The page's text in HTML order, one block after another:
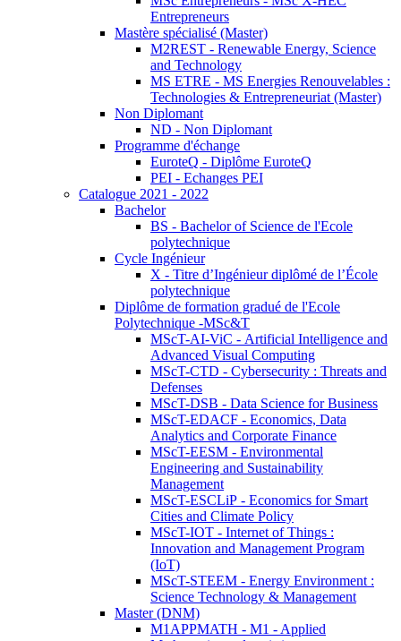
Entrepreneurs
Mastère spécialisé (Master)
M2REST - Renewable Energy, Science
and Technology
MS ETRE - MS Energies Renouvelables :
Technologies & Entrepreneuriat (Master)
Non Diplomant
ND - Non Diplomant
Programme d'échange
EuroteQ - Diplôme EuroteQ
PEI - Echanges PEI
Catalogue 2021 - 2022
Bachelor
BS - Bachelor of Science de l'Ecole
polytechnique
Cycle Ingénieur
X - Titre d’Ingénieur diplômé de l’École
polytechnique
Diplôme de formation gradué de l'Ecole
Polytechnique -MSc&T
MScT-AI-ViC - Artificial Intelligence and
Advanced Visual Computing
MScT-CTD - Cybersecurity : Threats and
Defenses
MScT-DSB - Data Science for Business
MScT-EDACF - Economics, Data
Analytics and Corporate Finance
MScT-EESM - Environmental
Engineering and Sustainability
Management
MScT-ESCLiP - Economics for Smart
Cities and Climate Policy
MScT-IOT - Internet of Things :
Innovation and Management Program
(IoT)
MScT-STEEM - Energy Environment :
Science Technology & Management
Master (DNM)
M1APPMATH - M1 - Applied